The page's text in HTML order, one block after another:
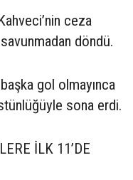
ceza
döndü.
gol olmayınca
sona erdi.
İLK 11’DE